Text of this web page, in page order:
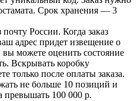
Срок хранения — 3
России. Когда заказ
адрес придет извещение о
можете оценить состояние
Вскрывать коробку
только после оплаты заказа.
не больше 10 позиций и
превышать 100 000 р.